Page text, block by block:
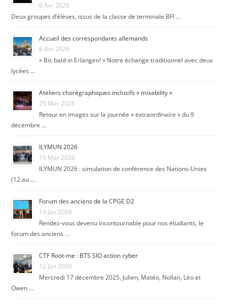
6 Avr 2026
Deux groupes d’élèves, issus de la classe de terminale BFI …
Accueil des correspondants allemands
6 Avr 2026
« Bis bald in Erlangen! » Notre échange traditionnel avec deux
lycées …
Ateliers chorégraphiques inclusifs « mixability »
25 Mar 2026
Retour en images sur la journée « extraordinaire » du 9
décembre …
ILYMUN 2026
19 Mar 2026
ILYMUN 2026 : simulation de conférence des Nations-Unies
(12 au …
Forum des anciens de la CPGE D2
14 Jan 2026
Rendez-vous devenu incontournable pour nos étudiants, le
forum des anciens …
CTF Root-me : BTS SIO action cyber
12 Jan 2026
Mercredi 17 décembre 2025, Julien, Matéo, Nollan, Léo et
Owen …